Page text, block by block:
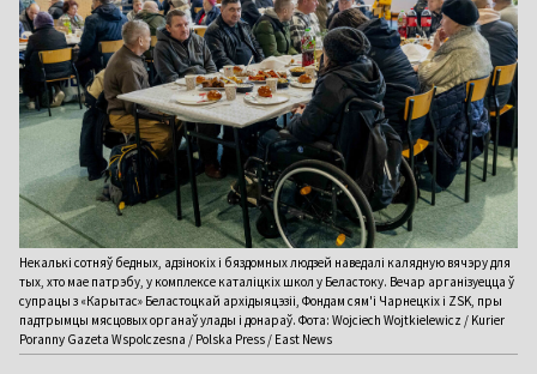
Некалькі сотняў бедных, адзінокіх і бяздомных людзей наведалі калядную вячэру для
тых, хто мае патрэбу, у комплексе каталіцкіх школ у Беластоку. Вечар арганізуецца ў
супрацы з «Карытас» Беластоцкай архідыяцэзіі, Фондам сям'і Чарнецкіх і ZSK, пры
падтрымцы мясцовых органаў улады і донараў. Фота: Wojciech Wojtkielewicz / Kurier
Poranny Gazeta Wspolczesna / Polska Press / East News